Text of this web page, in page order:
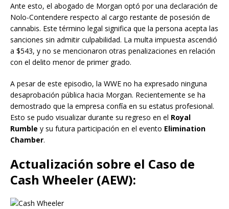
Ante esto, el abogado de Morgan optó por una declaración de
Nolo-Contendere respecto al cargo restante de posesión de
cannabis. Este término legal significa que la persona acepta las
sanciones sin admitir culpabilidad. La multa impuesta ascendió
a $543, y no se mencionaron otras penalizaciones en relación
con el delito menor de primer grado.
A pesar de este episodio, la WWE no ha expresado ninguna
desaprobación pública hacia Morgan. Recientemente se ha
demostrado que la empresa confía en su estatus profesional.
Esto se pudo visualizar durante su regreso en el Royal
Rumble y su futura participación en el evento Elimination
Chamber.
Actualización sobre el Caso de
Cash Wheeler (AEW):